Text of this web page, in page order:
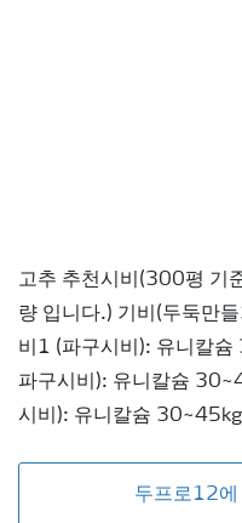
고추 추천시비(300평 기
량 입니다.) 기비(두둑만
비1 (파구시비): 유니칼
파구시비): 유니칼슘
시비): 유니칼슘 30~45kg
두프로12에